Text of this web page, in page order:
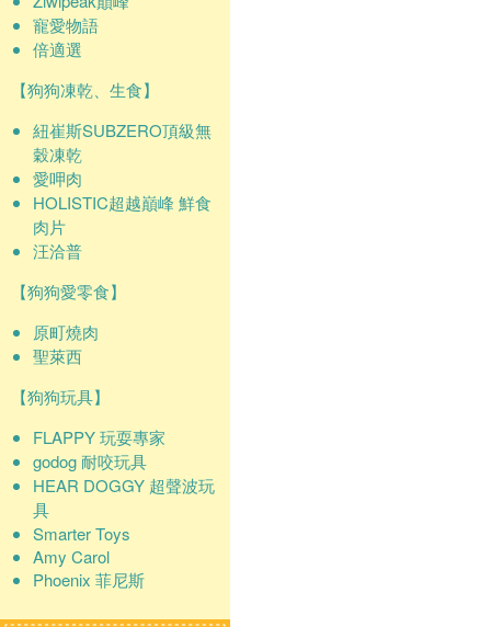
寵愛物語
倍適選
【狗狗凍乾、生食】
紐崔斯SUBZERO頂級無
穀凍乾
愛呷肉
HOLISTIC超越巔峰 鮮食
肉片
汪洽普
【狗狗愛零食】
原町燒肉
聖萊西
【狗狗玩具】
FLAPPY 玩耍專家
godog 耐咬玩具
HEAR DOGGY 超聲波玩
具
Smarter Toys
Amy Carol
Phoenix 菲尼斯